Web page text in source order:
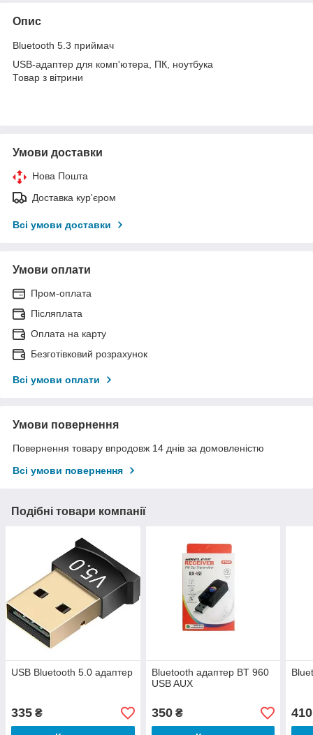
Опис
Bluetooth 5.3 приймач
USB-адаптер для комп'ютера, ПК, ноутбука
Товар з вітрини
Умови доставки
Нова Пошта
Доставка кур'єром
Всі умови доставки
Умови оплати
Пром-оплата
Післяплата
Оплата на карту
Безготівковий розрахунок
Всі умови оплати
Умови повернення
Повернення товару впродовж 14 днів за домовленістю
Всі умови повернення
Подібні товари компанії
USB Bluetooth 5.0 адаптер
335 ₴
Bluetooth адаптер BT 960
USB AUX
350₴ 410